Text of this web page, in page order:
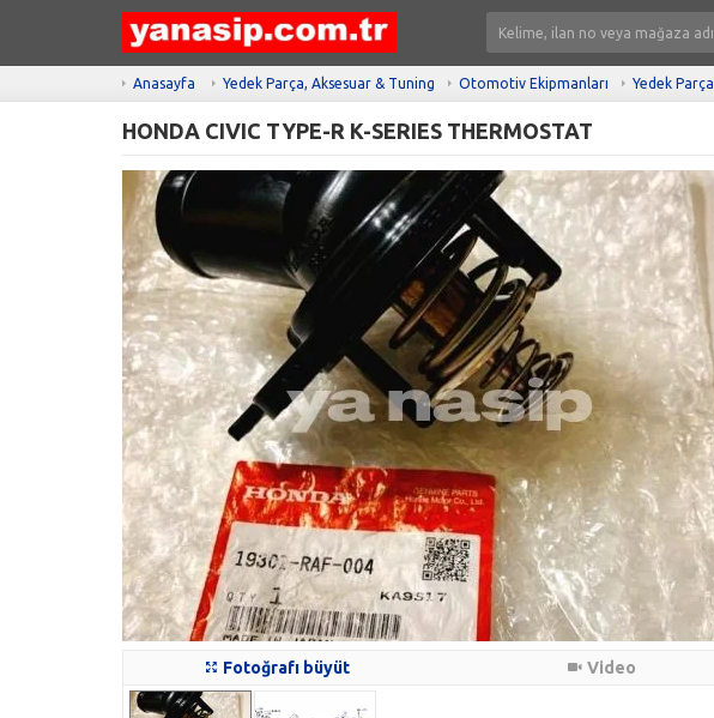
Anasayfa Yedek Parça, Aksesuar & Tuning Otomotiv Ekipmanları Yedek Parça
HONDA CIVIC TYPE-R K-SERIES THERMOSTAT
Fotoğrafı büyüt Video